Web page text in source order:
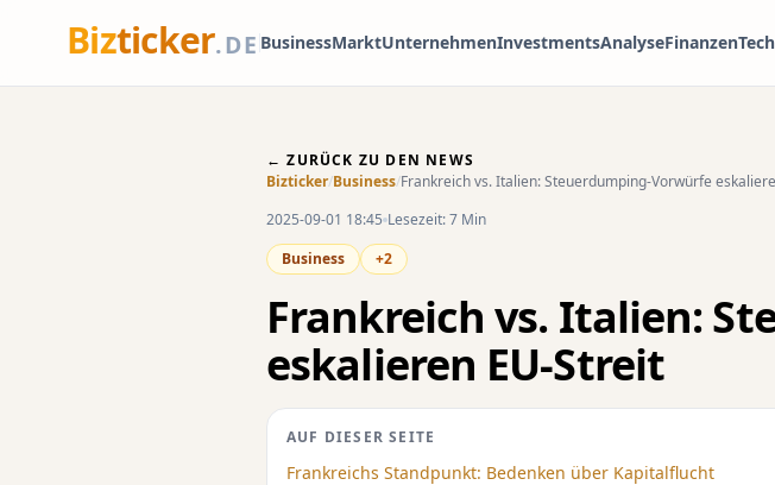
Bizticker.DE BusinessMarktUnternehmenInvestmentsAnalyseFinanzen
← ZURÜCK ZU DEN NEWS
Bizticker/Business/Frankreich vs. Italien: Steuerdumping-Vorwürfe
2025-09-01 18:45 Lesezeit: 7 Min
Business
+2
Frankreich vs. Italien:
eskalieren EU-Streit
AUF DIESER SEITE
Frankreichs Standpunkt: Bedenken über Kapitalflucht